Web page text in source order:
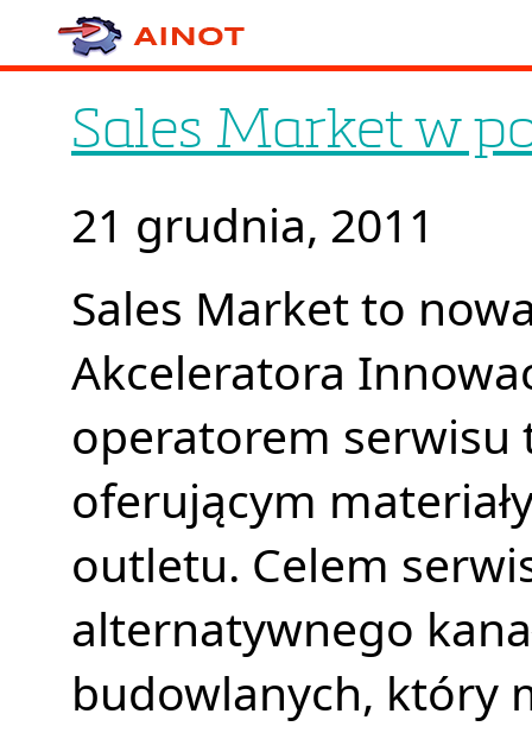
Sales Market w
21 grudnia, 2011
Sales Market to
Akceleratora
operatorem serwisu
oferującym
outletu. Celem
alternatywnego
budowlanych, który